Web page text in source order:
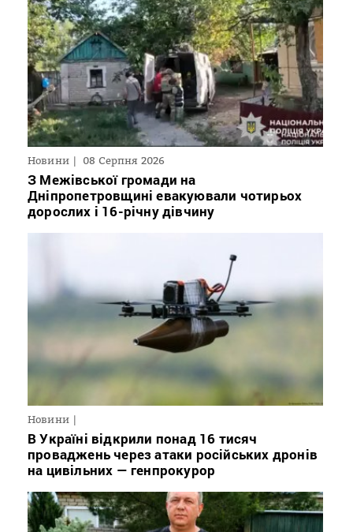
Новини 08 Серпня 2026
З Межівської громади на
Дніпропетровщині евакуювали чотирьох
дорослих і 16-річну дівчину
Новини
В Україні відкрили понад 16 тисяч
проваджень через атаки російських дронів
на цивільних — генпрокурор